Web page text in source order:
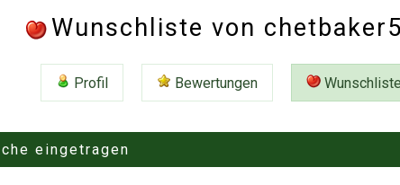
Wunschliste von
Profil Bewertungen Wunschliste
eingetragen